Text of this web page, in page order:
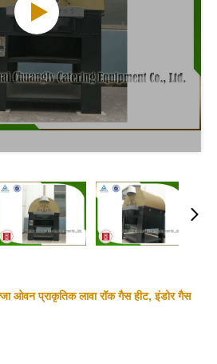
ओवन प्राकृतिक लावा रॉक गैस हीट, इंडोर गैस